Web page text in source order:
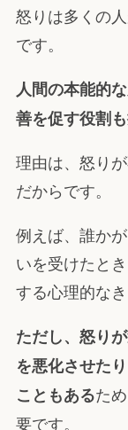
怒りは多くの
です。
人間の本能的
善を促す役割も
理由は、怒り
だからです。
例えば、誰か
いを受けたと
する心理的な
ただし、怒り
を悪化させた
こともあるた
要です。